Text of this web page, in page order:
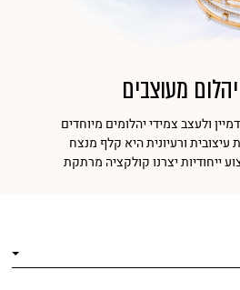
מעוצבים
ולעצב צמידי יהלומים מיוחדים
ייחודיות יצרנו קולקציה מרתקת